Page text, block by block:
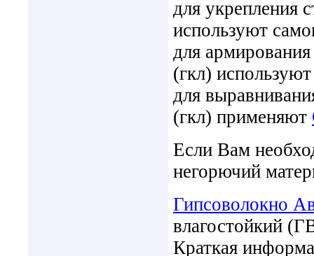
для укрепления
используют
для
(гкл)
для
(гкл) применяют
Если Вам
негорючий
Гипсоволокно
влагостойкий
Краткая